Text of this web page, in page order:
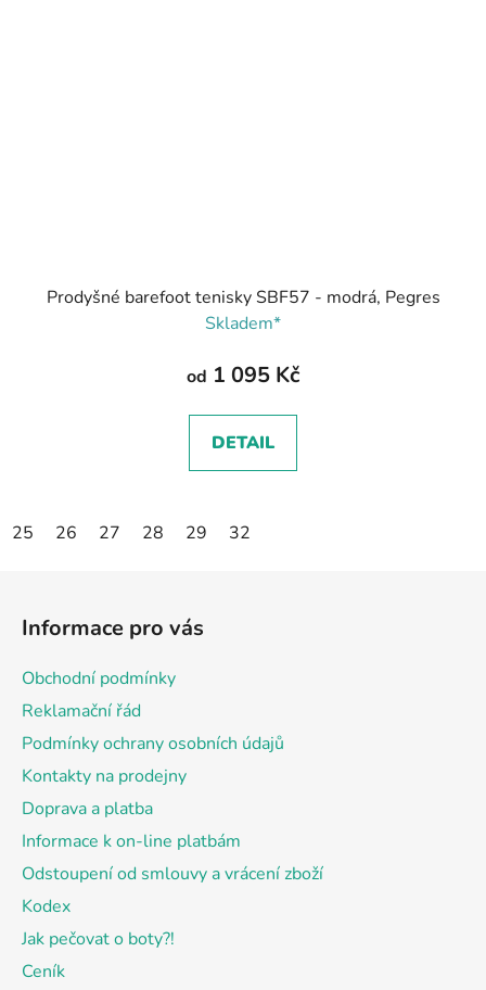
Prodyšné barefoot tenisky SBF57 - modrá, Pegres
Skladem*
od 1 095 Kč
DETAIL
25 26 27 28 29 32
Informace pro vás
Obchodní podmínky
Reklamační řád
Podmínky ochrany osobních údajů
Kontakty na prodejny
Doprava a platba
Informace k on-line platbám
Odstoupení od smlouvy a vrácení zboží
Kodex
Jak pečovat o boty?!
Ceník